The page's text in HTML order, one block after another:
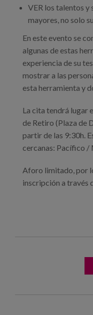
VER los talentos y
mayores, no solo
En este evento se
algunas de estas
experiencia de su
mostrar a las
esta herramienta y
La cita tendrá lugar
de Retiro (Plaza de
partir de las 9:30h.
cercanas: Pacífico /
Aforo limitado, por
inscripción a través